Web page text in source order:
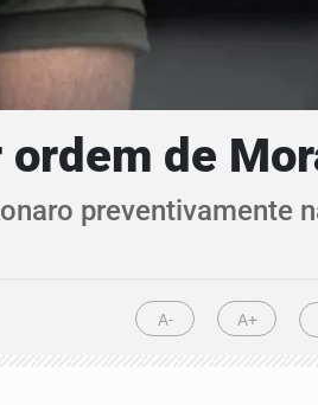
de
preventivamente
A- A+